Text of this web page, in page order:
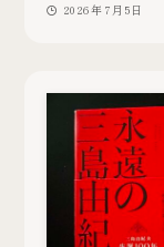
2026年7月5日